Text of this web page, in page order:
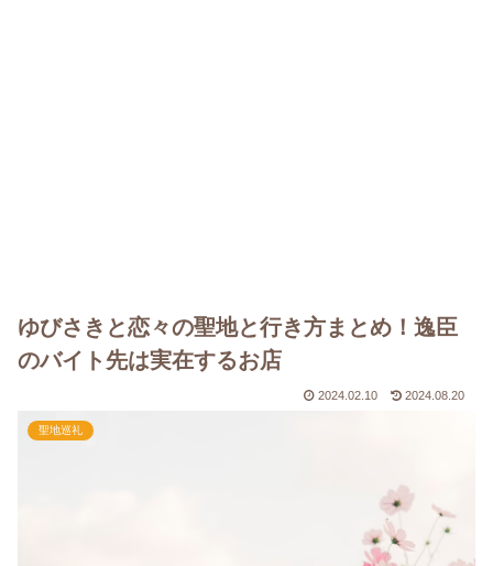
ゆびさきと恋々の聖地と行き方まとめ！逸臣
のバイト先は実在するお店
2024.02.10 2024.08.20
聖地巡礼